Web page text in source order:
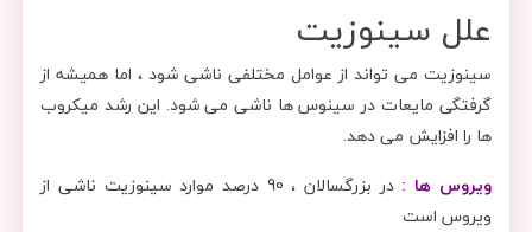
علل سینوزیت
سینوزیت می تواند از عوامل مختلفی ناشی شود ، اما همیشه از
گرفتگی مایعات در سینوس ها ناشی می شود. این رشد میکروب
ها را افزایش می دهد.
ویروس ها :
در بزرگسالان ، 90 درصد موارد سینوزیت ناشی از
ویروس است